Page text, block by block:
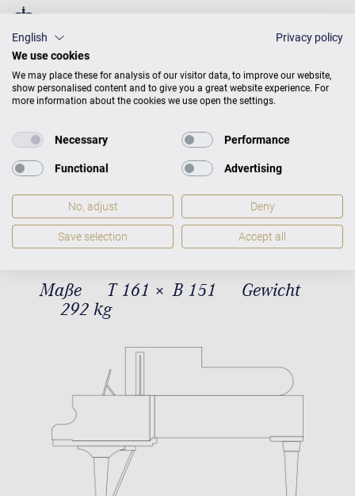
Tradition T 161 Maße
Maße T 161 × B 151
Gewicht
292 kg
English
Privacy policy
We use cookies
We may place these for analysis of our visitor data, to improve our website,
show personalised content and to give you a great website experience. For
more information about the cookies we use open the settings.
Necessary Performance
Functional Advertising
No, adjust Deny
Save selection Accept all